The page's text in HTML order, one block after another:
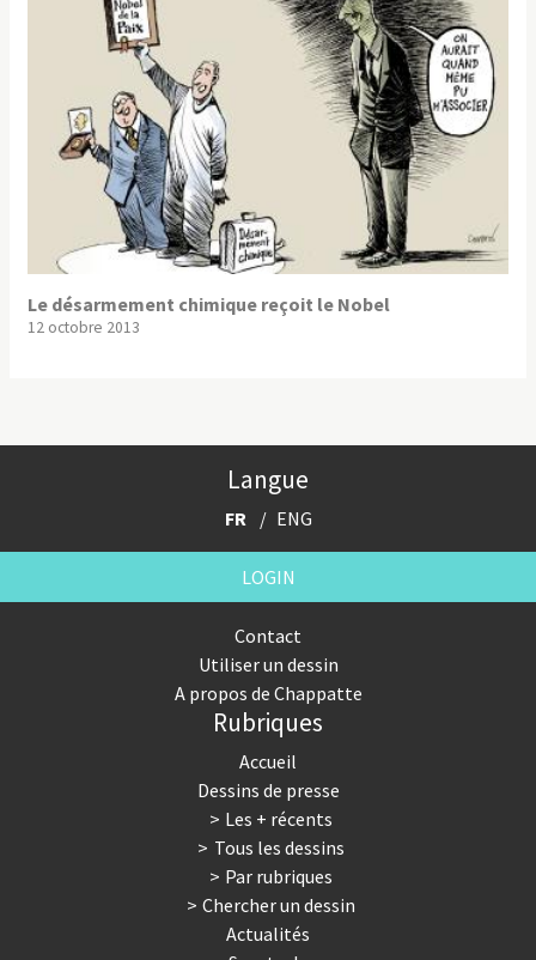
Le désarmement chimique reçoit le Nobel
12 octobre 2013
Langue
FR ENG
LOGIN
Contact
Utiliser un dessin
A propos de Chappatte
Rubriques
Accueil
Dessins de presse
Les + récents
Tous les dessins
Par rubriques
Chercher un dessin
Actualités